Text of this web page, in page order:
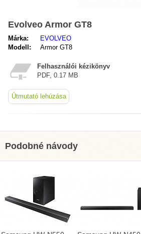
Evolveo Armor GT8
Márka:
EVOLVEO
Modell:
Armor GT8
Felhasználói kézikönyv
PDF, 0.17 MB
Útmutató lehúzása
Podobné návody